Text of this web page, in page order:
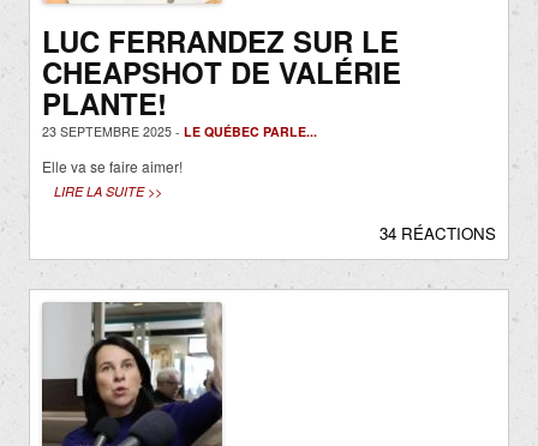
LUC FERRANDEZ SUR LE
CHEAPSHOT DE VALÉRIE
PLANTE!
23 SEPTEMBRE 2025 - LE QUÉBEC PARLE...
Elle va se faire aimer!
LIRE LA SUITE >>
34 RÉACTIONS